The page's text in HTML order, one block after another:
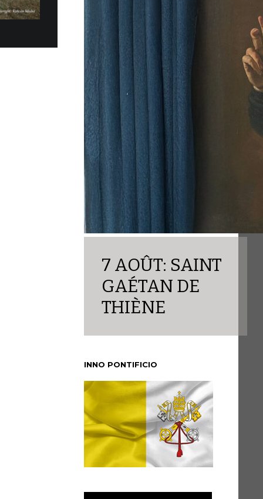
MOBILITÉ PLUS DURABLE
électriques Fiat Topolino ont été
remis au Gouvernorat de l’État de la Cité du
7 AOÛT: SAINT
GAÉTAN DE
THIÈNE
INNO PONTIFICIO